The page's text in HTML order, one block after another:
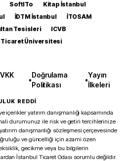
SoftITo
Kitap İstanbul
İDTM İstanbul
İTOSAM
Tesisleri
ICVB
Üniversitesi
•
Doğrulama
Politikası
•
Yayın
İlkeleri
REDDİ
yatırım danışmanlığı kapsamında
durumunuz ile risk ve getiri tercihlerinize
danışmanlığı sözleşmesi çerçevesinde
ve güncelliği için azami özen
gecikme veya bu bilgilerin
İstanbul Ticaret Odası sorumlu değildir.